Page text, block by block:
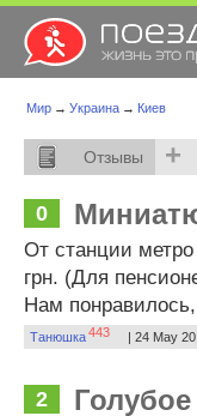
Мир → Украина → Киев
Отзывы +
0
От станции
грн. (Для
Нам
Танюшка443 | 24 May
2